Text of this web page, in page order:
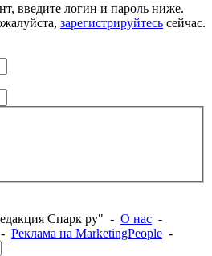
введите логин и пароль ниже.
зарегистрируйтесь сейчас.
Спарк ру" - О нас -
- Реклама на MarketingPeople -